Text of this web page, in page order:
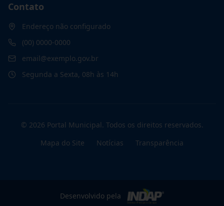
Contato
Endereço não configurado
(00) 0000-0000
email@exemplo.gov.br
Segunda a Sexta, 08h às 14h
© 2026 Portal Municipal. Todos os direitos reservados.
Mapa do Site
Notícias Transparência
Desenvolvido pela